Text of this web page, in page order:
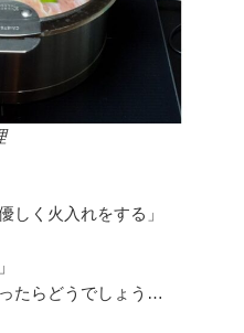
しく火入れをする」
たらどうでしょう…